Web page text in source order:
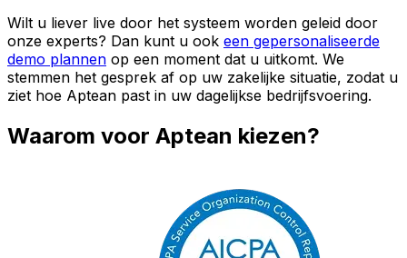
Wilt u liever live door het systeem worden geleid door
onze experts? Dan kunt u ook een gepersonaliseerde
demo plannen op een moment dat u uitkomt. We
stemmen het gesprek af op uw zakelijke situatie, zodat u
ziet hoe Aptean past in uw dagelijkse bedrijfsvoering.
Waarom voor Aptean kiezen?